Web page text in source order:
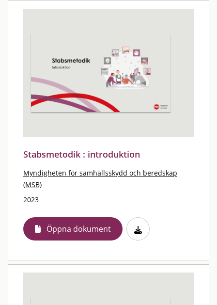
Stabsmetodik : introduktion
Myndigheten för samhällsskydd och beredskap
(MSB)
2023
Öppna dokument